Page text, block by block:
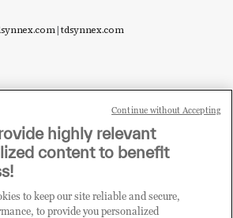
|tdsynnex.com
di tecnologia e desideri acquistare
le soluzioni trattate sul blog?
QUI E DIVENTA
TD SYNNEX
highly relevant
content to benefit
to keep our site reliable and secure,
to provide you personalized
Continue without Accepting